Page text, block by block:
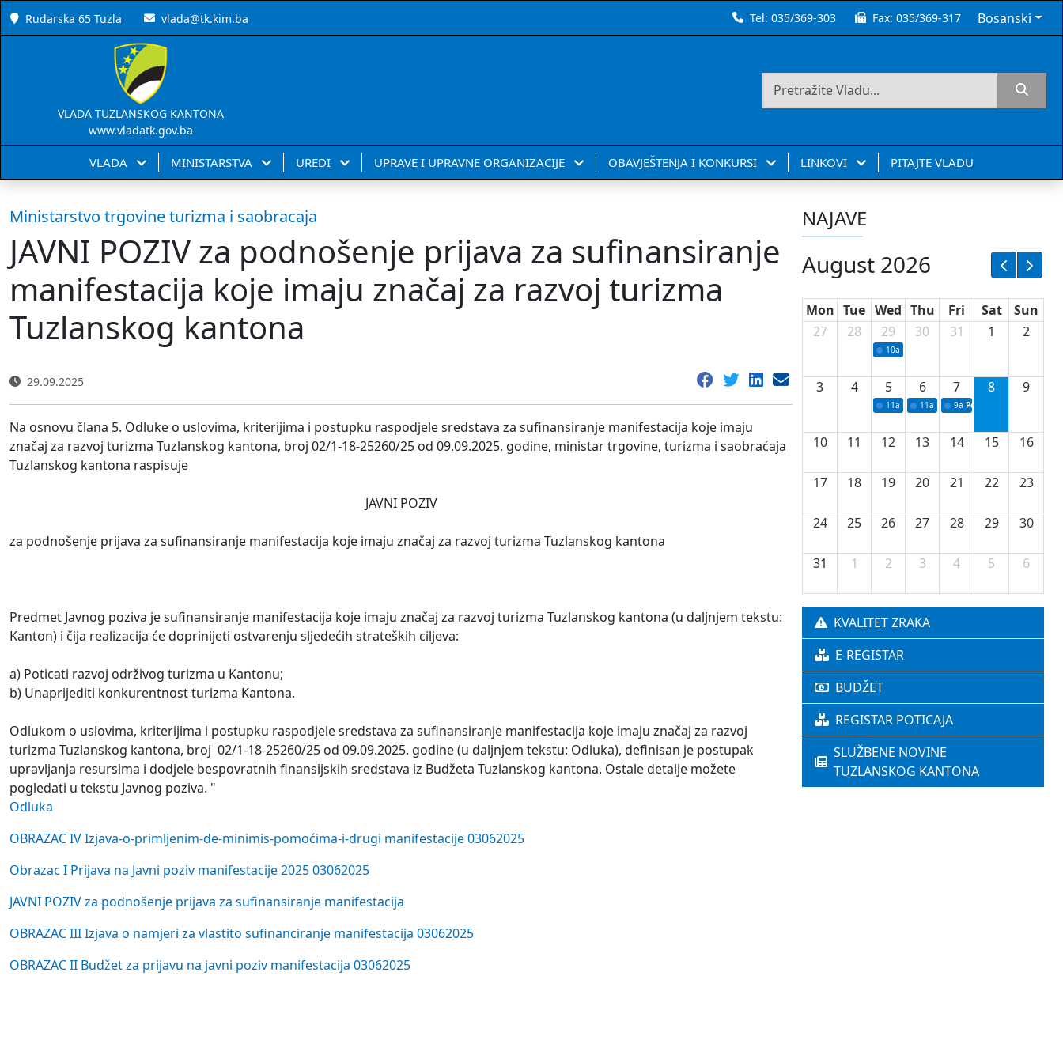
Rudarska 65 Tuzla vlada@tk.kim.ba Tel:035/369-303 Fax:035/369-317 Bosanski
VLADA TUZLANSKOG KANTONA
www.vladatk.gov.ba
VLADA MINISTARSTVA UREDI UPRAVE I UPRAVNE ORGANIZACIJE OBAVJEŠTENJA I KONKURSI LINKOVI PITAJTE VLADU
Ministarstvo trgovine turizma i saobracaja
JAVNI POZIV za podnošenje prijava za sufinansiranje
manifestacija koje imaju značaj za razvoj turizma
Tuzlanskog kantona
29.09.2025
Na osnovu člana 5. Odluke o uslovima, kriterijima i postupku raspodjele sredstava za sufinansiranje manifestacija koje imaju
značaj za razvoj turizma Tuzlanskog kantona, broj 02/1-18-25260/25 od 09.09.2025. godine, ministar trgovine, turizma i saobraćaja
Tuzlanskog kantona raspisuje
JAVNI POZIV
za podnošenje prijava za sufinansiranje manifestacija koje imaju značaj za razvoj turizma Tuzlanskog kantona
Predmet Javnog poziva je sufinansiranje manifestacija koje imaju značaj za razvoj turizma Tuzlanskog kantona (u daljnjem tekstu:
Kanton) i čija realizacija će doprinijeti ostvarenju sljedećih strateških ciljeva:
a) Poticati razvoj održivog turizma u Kantonu;
b) Unaprijediti konkurentnost turizma Kantona.
Odlukom o uslovima, kriterijima i postupku raspodjele sredstava za sufinansiranje manifestacija koje imaju značaj za razvoj
turizma Tuzlanskog kantona, broj 02/1-18-25260/25 od 09.09.2025. godine (u daljnjem tekstu: Odluka), definisan je postupak
upravljanja resursima i dodjele bespovratnih finansijskih sredstava iz Budžeta Tuzlanskog kantona. Ostale detalje možete
pogledati u tekstu Javnog poziva. "
Odluka
OBRAZAC IV Izjava-o-primljenim-de-minimis-pomoćima-i-drugi manifestacije 03062025
Obrazac I Prijava na Javni poziv manifestacije 2025 03062025
JAVNI POZIV za podnošenje prijava za sufinansiranje manifestacija
OBRAZAC III Izjava o namjeri za vlastito sufinanciranje manifestacija 03062025
OBRAZAC II Budžet za prijavu na javni poziv manifestacija 03062025
NAJAVE
August 2026
Mon Tue Wed Thu Fri Sat
Sun
27
28 29
10a Potpisivanje ugovora sa neprofitnim
30 31 1 2
3 4 5
11a Potpisivanje ugovora o stipendijama
6
11a Podrška razvoju vodne
7
9a Početak izgradnje nove
8 9
10 11 12 13 14 15 16
17 18 19 20 21 22 23
24 25 26 27 28 29 30
31 1 2 3 4 5 6
KVALITET ZRAKA
E-REGISTAR
BUDŽET
REGISTAR POTICAJA
SLUŽBENE NOVINE
TUZLANSKOG KANTONA